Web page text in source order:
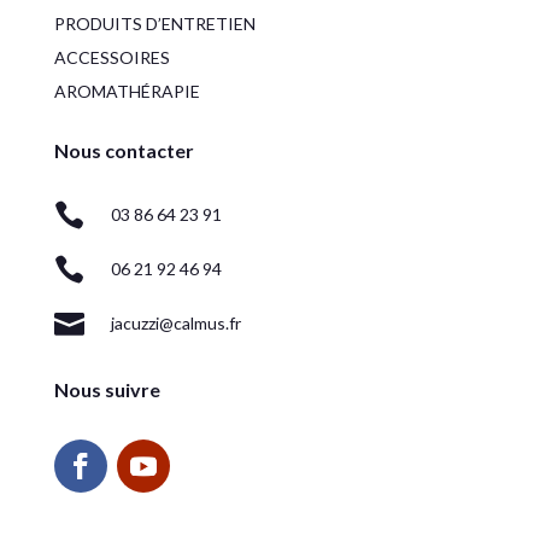
PRODUITS D’ENTRETIEN
ACCESSOIRES
AROMATHÉRAPIE
Nous contacter
 03 86 64 23 91
 06 21 92 46 94
 jacuzzi@calmus.fr
Nous suivre